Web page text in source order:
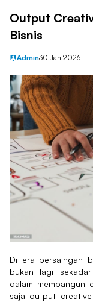
Output
Bisnis
Admin30 Jan 2026
Di era persaingan
bukan lagi
dalam membangun
saja output